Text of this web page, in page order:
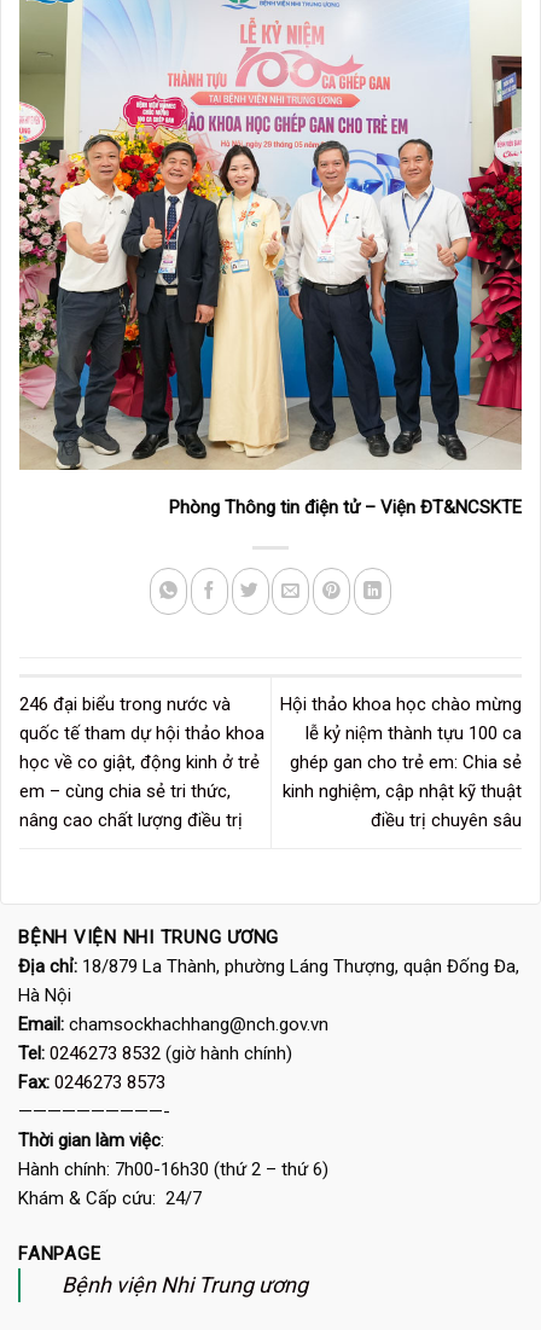
Phòng Thông tin điện tử – Viện ĐT&NCSKTE
246 đại biểu trong nước và
quốc tế tham dự hội thảo khoa
học về co giật, động kinh ở trẻ
em – cùng chia sẻ tri thức,
nâng cao chất lượng điều trị
Hội thảo khoa học chào mừng
lễ kỷ niệm thành tựu 100 ca
ghép gan cho trẻ em: Chia sẻ
kinh nghiệm, cập nhật kỹ thuật
điều trị chuyên sâu
BỆNH VIỆN NHI TRUNG ƯƠNG
Địa chỉ: 18/879 La Thành, phường Láng Thượng, quận Đống Đa,
Hà Nội
Email: chamsockhachhang@nch.gov.vn
Tel: 0246273 8532 (giờ hành chính)
Fax: 0246273 8573
——————————-
Thời gian làm việc:
Hành chính: 7h00-16h30 (thứ 2 – thứ 6)
Khám & Cấp cứu: 24/7
FANPAGE
Bệnh viện Nhi Trung ương